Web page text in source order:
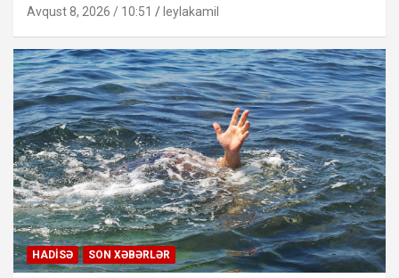
Avqust 8, 2026 / 10:51 leylakamil
HADISƏ SON XƏBƏRLƏR